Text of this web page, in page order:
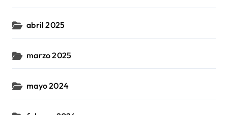
abril 2025
marzo 2025
mayo 2024